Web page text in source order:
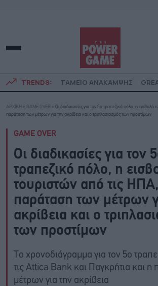
TRENDS: ΤΑΜΕΙΟ ΑΝΑΚΑΜΨΗΣ
ΑΡΧΙΚΗ » GAME OVER » Οι διαδικασίες για τον 5ο τραπεζικό πόλο, η
παράταση των μέτρων για την ακρίβεια και ο τριπλασιασμός των προστίμων
GAME OVER
Οι διαδικασίες για τον
τραπεζικό πόλο, η
τουριστών από τις
παράταση των μέτρων
ακρίβεια και ο
των προστίμων
Το χρονοδιάγραμμα για τον 5ο
τις Attica Bank και Παγκρήτια και η
μέτρων για την ακρίβεια